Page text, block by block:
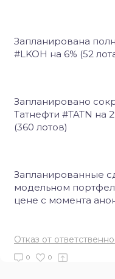
Запланирована
#LKOH на 6% (52
Запланировано
Татнефти #TATN на
(360 лотов)
Запланированные
модельном
цене с момента
Отказ от
0 0